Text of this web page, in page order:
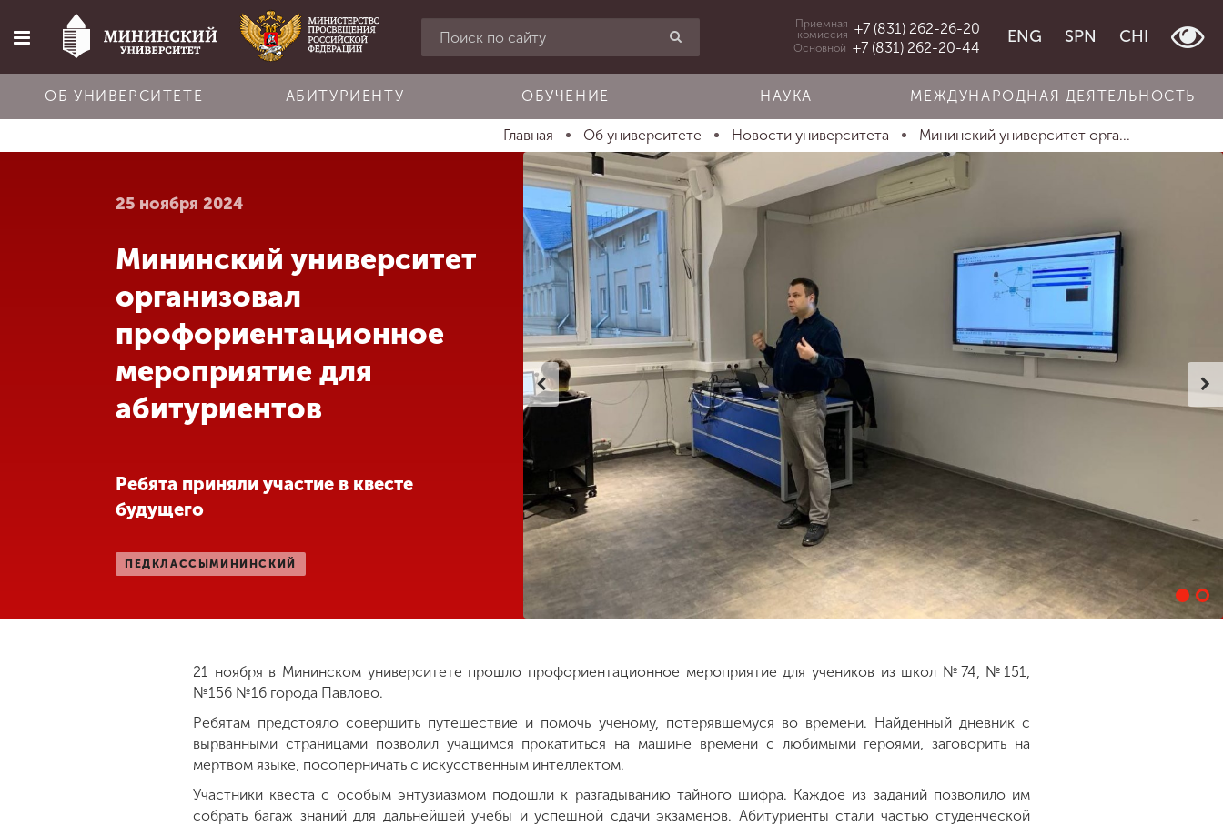
Главная
Об университете
Абитуриенту
Обучение
Другие виды
Приемная
комиссия +7 (831) 262-26-20
Основной +7 (831) 262-20-44
ENG SPN CHI
ОБ УНИВЕРСИТЕТЕ АБИТУРИЕНТУ ОБУЧЕНИЕ НАУКА МЕЖДУНАРОДНАЯ ДЕЯТЕЛЬНОСТЬ
Главная Об университете Новости университета Мининский университет орга...
25 ноября 2024
Мининский университет
организовал
профориентационное
мероприятие для
абитуриентов
Ребята приняли участие в квесте
будущего
ПЕДКЛАССЫМИНИНСКИЙ
21 ноября в Мининском университете прошло профориентационное мероприятие для учеников из школ №74, №151,
№156 №16 города Павлово.
Ребятам предстояло совершить путешествие и помочь ученому, потерявшемуся во времени. Найденный дневник с
вырванными страницами позволил учащимся прокатиться на машине времени с любимыми героями, заговорить на
мертвом языке, посоперничать с искусственным интеллектом.
Участники квеста с особым энтузиазмом подошли к разгадыванию тайного шифра. Каждое из заданий позволило им
собрать багаж знаний для дальнейшей учебы и успешной сдачи экзаменов. Абитуриенты стали частью студенческой